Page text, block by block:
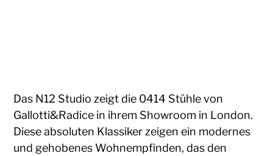
Das N12 Studio zeigt die 0414 Stühle von
Gallotti&Radice in ihrem Showroom in London.
Diese absoluten Klassiker zeigen ein modernes
und gehobenes Wohnempfinden, das den